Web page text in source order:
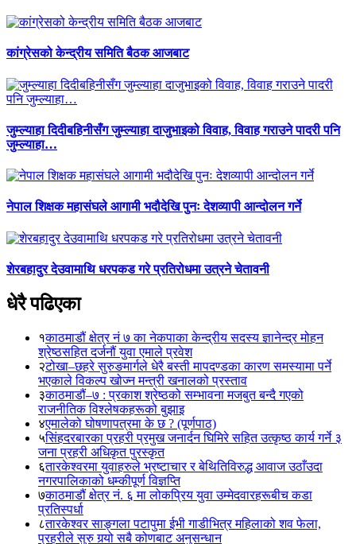
कांग्रेसको केन्द्रीय समिति बैठक आजबाट
जुम्ल्याहा दिदीबहिनीसँग जुम्ल्याहा दाजुभाइको विवाह, विवाह गराउने पादरी पनि
जुम्ल्याहा…
नेपाल शिक्षक महासंघले आगामी भदौदेखि पुनः देशव्यापी आन्दोलन गर्ने
शेरबहादुर देउवामाथि धरपकड गरे प्रतिरोधमा उत्रने चेतावनी
धेरै पढिएका
१काठमाडौं क्षेत्र नं ७ का नेकपाका केन्द्रीय सदस्य ज्ञानेन्द्र मोहन
श्रेष्ठसहित दर्जनौं युवा एमाले प्रवेश
२टोखा–छहरे सुरुङमार्गले धेरै बस्ती मापदण्डका कारण समस्यामा पर्ने
भएकाले विकल्प खोज्न मन्त्री खनालको प्रस्ताव
३काठमाडौं–७ : प्रकाश श्रेष्ठको सम्भावना मजबुत बन्दै गएको
राजनीतिक विश्लेषकहरूको बुझाइ
४एमालेको घोषणापत्रमा के छ ? (पूर्णपाठ)
५सिंहदरबारका प्रहरी प्रमुख जनार्दन घिमिरे सहित उत्कृष्ठ कार्य गर्ने ३
जना प्रहरी अधिकृत पुरस्कृत
६तारकेश्वरमा युवाहरुले भ्रष्टाचार र बेथितिविरुद्ध आवाज उठाँउदा
नगरपालिकाको धम्कीपूर्ण विज्ञप्ति
७काठमाडौं क्षेत्र नं. ६ मा लोकप्रिय युवा उम्मेदवारहरूबीच कडा
प्रतिस्पर्धा
८तारकेश्वर साङ्गला पटापुमा ईभी गाडीभित्र महिलाको शव फेला,
प्रहरीले सुरु गर्‍यो सबै कोणबाट अनुसन्धान